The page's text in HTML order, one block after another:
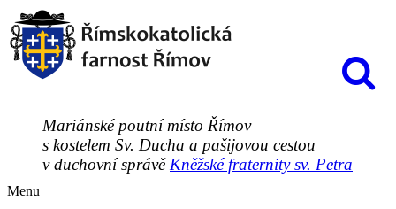
Mariánské poutní místo Římov
s kostelem Sv. Ducha a pašijovou cestou
v duchovní správě Kněžské fraternity sv. Petra
Menu